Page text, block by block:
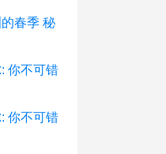
春季 秘
你不可错
你不可错